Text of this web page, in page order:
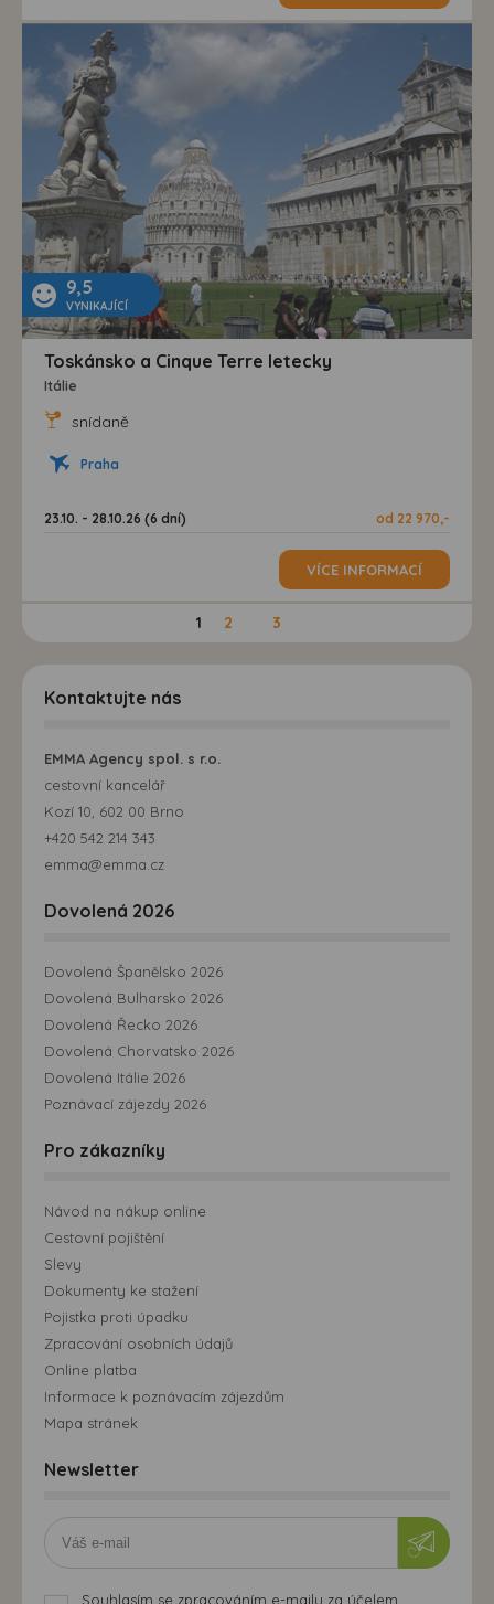
9,5
VYNIKAJÍCÍ
Toskánsko a Cinque Terre letecky
Itálie
snídaně
Praha
23.10. - 28.10.26 (6 dní) od 22 970,-
VÍCE INFORMACÍ
1 2 3
Kontaktujte nás
EMMA Agency spol. s r.o.
cestovní kancelář
Kozí 10, 602 00 Brno
+420 542 214 343
emma@emma.cz
Dovolená 2026
Dovolená Španělsko 2026
Dovolená Bulharsko 2026
Dovolená Řecko 2026
Dovolená Chorvatsko 2026
Dovolená Itálie 2026
Poznávací zájezdy 2026
Pro zákazníky
Návod na nákup online
Cestovní pojištění
Slevy
Dokumenty ke stažení
Pojistka proti úpadku
Zpracování osobních údajů
Online platba
Informace k poznávacím zájezdům
Mapa stránek
Newsletter
Souhlasím se zpracováním e-mailu za účelem